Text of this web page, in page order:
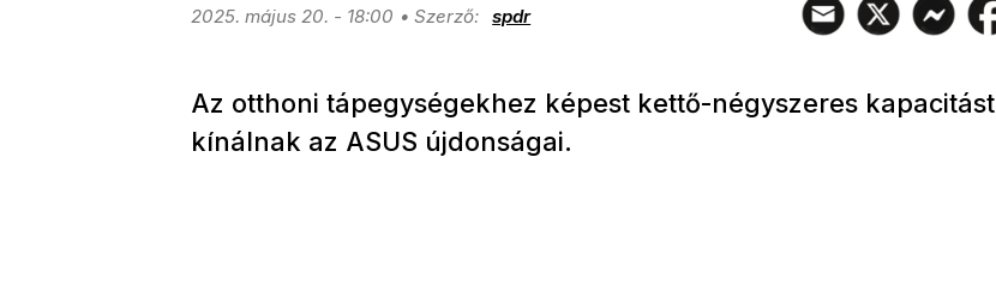
2025. május 20. - 18:00 spdr
Az otthoni tápegységekhez képest kettő-négyszeres kapacitást
kínálnak az ASUS újdonságai.